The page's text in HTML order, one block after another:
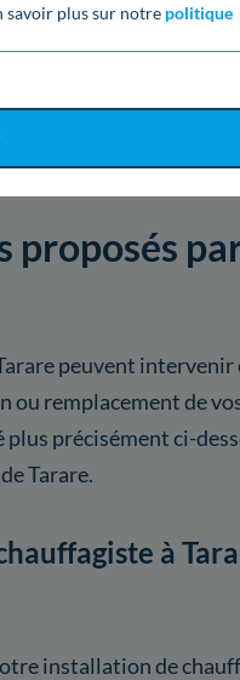
savoir plus sur notre politique
proposés
peuvent
ou remplacement de
précisément ci-
Tarare.
à
installation de